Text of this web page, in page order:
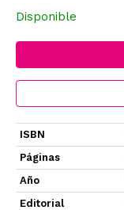
Disponible
ISBN
Páginas
Año
Editorial